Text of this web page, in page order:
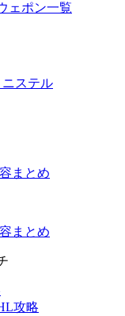
ェポン一覧
ニステル
まとめ
まとめ
攻略